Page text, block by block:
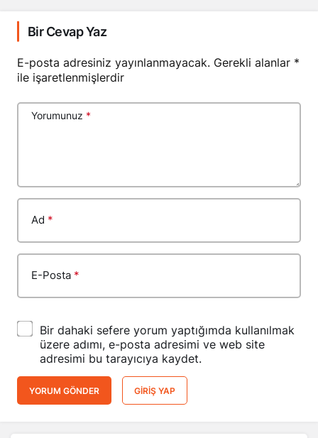
Bir Cevap Yaz
E-posta adresiniz yayınlanmayacak. Gerekli alanlar *
ile işaretlenmişlerdir
Yorumunuz *
Ad *
E-Posta *
Bir dahaki sefere yorum yaptığımda kullanılmak
üzere adımı, e-posta adresimi ve web site
adresimi bu tarayıcıya kaydet.
YORUM GÖNDER GIRIŞ YAP